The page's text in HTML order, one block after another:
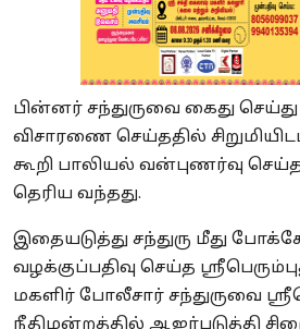
பின்னர் சந்துருவை கைது
விசாரணை செய்ததில்
கூறி பாலியல் வன்புணர்வு
தெரிய வந்தது.
இதையடுத்து சந்துரு மீது
வழக்குப்பதிவு செய்த
மகளிர் போலீசார் சந்துருவை